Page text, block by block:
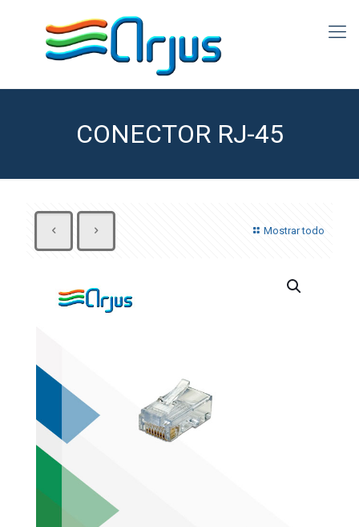
CONECTOR RJ-45
Mostrar todo